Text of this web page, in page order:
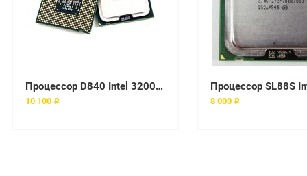
Процессор D840 Intel 3200Mhz
10 100 ₽ 8 000 ₽